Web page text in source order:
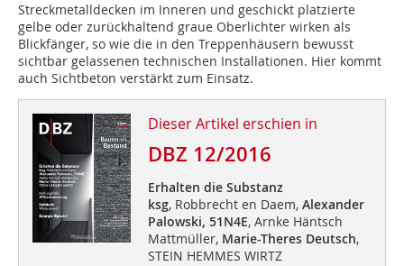
Streckmetalldecken im Inneren und geschickt platzierte
gelbe oder zurückhaltend graue Oberlichter wirken als
Blickfänger, so wie die in den Treppenhäusern bewusst
sichtbar gelassenen techni­­schen Installationen. Hier kommt
auch Sichtbeton verstärkt zum Einsatz.
Dieser Artikel erschien in
DBZ 12/2016
Erhalten die Substanz
ksg, Robbrecht en Daem,Alexander
Palowski, 51N4E, Arnke Häntsch
Mattmüller, Marie-Theres Deutsch,
STEIN HEMMES WIRTZ